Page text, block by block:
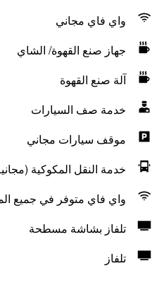
واي فاي مجاني
جهاز صنع القهوة/ الشاي
آلة صنع القهوة
خدمة صف السيارات
موقف سيارات مجاني
خدمة النقل المكوكية
واي فاي متوفر في جميع
تلفاز بشاشة مسطحة
تلفاز